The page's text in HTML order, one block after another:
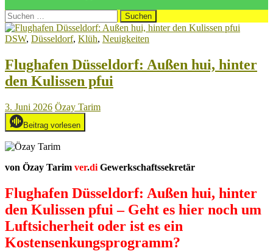
Suchen
nach:
DSW, Düsseldorf, Klüh, Neuigkeiten
Flughafen Düsseldorf: Außen hui, hinter
den Kulissen pfui
3. Juni 2026 Özay Tarim
Beitrag vorlesen
von Özay Tarim ver.di Gewerkschaftssekretär
Flughafen Düsseldorf: Außen hui, hinter
den Kulissen pfui – Geht es hier noch um
Luftsicherheit oder ist es ein
Kostensenkungsprogramm?